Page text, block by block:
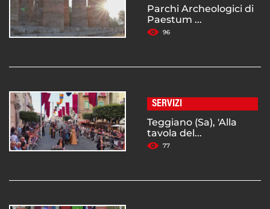
Parchi Archeologici di
Paestum ...
96
SERVIZI
Teggiano (Sa), 'Alla
tavola del...
77